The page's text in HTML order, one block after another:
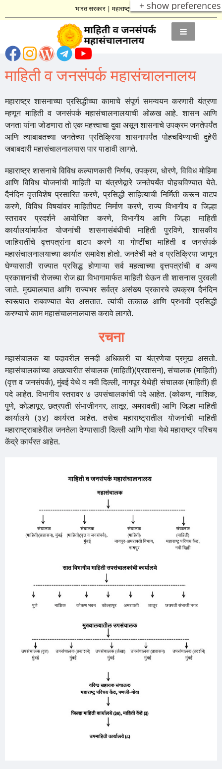
+ show preferences
भारत सरकार|महाराष्ट्र शासन
माहिती व जनसंपर्क महासंचालनालय
महाराष्ट्र शासनाच्या प्रसिद्धीच्या कामाचे संपूर्ण समन्वयन करणारी यंत्रणा
म्हणून माहिती व जनसंपर्क महासंचालनालयाची ओळख आहे. शासन आणि
जनता यांना जोडणारा तो एक महत्त्वाचा दुवा असून शासनाचे उपक्रम जनतेपर्यंत
आणि त्याबाबतच्या जनतेच्या प्रतिक्रिया शासनापर्यंत पोहचविण्याची दुहेरी
जबाबदारी महासंचालनालयास पार पाडावी लागते.
महाराष्ट्र शासनाचे विविध कल्याणकारी निर्णय, उपक्रम, धोरणे, विविध मोहिमा
आणि विविध योजनांची माहिती या यंत्रणेद्वारे जनतेपर्यंत पोहचविण्यात येते.
दैनंदिन वृत्तविशेष प्रसारित करणे, प्रसिद्धी साहित्याची निर्मिती करून वाटप
करणे, विविध विषयांवर माहितीपट निर्माण करणे, राज्य विभागीय व जिल्हा
स्तरावर प्रदर्शने आयोजित करणे, विभागीय आणि जिल्हा माहिती
कार्यालयांमार्फत योजनांची शासनासंबंधीची माहिती पुरविणे, शासकीय
जाहिरातींचे वृत्तपत्रांना वाटप करणे या गोष्टींचा माहिती व जनसंपर्क
महासंचालनालयाच्या कार्यात समावेश होतो. जनतेची मते व प्रतिक्रिया जाणून
घेण्यासाठी राज्यात प्रसिद्ध होणाऱ्या सर्व महत्वाच्या वृत्तपत्रांची व अन्य
प्रकाशनांची रोजच्या रोज ह्या विभागामार्फत माहिती घेऊन ती शासनास पुरवली
जाते. मुख्यालयात आणि राज्यभर सर्वत्र असंख्य प्रकारचे उपक्रम दैनंदिन
स्वरूपात राबवण्यात येत असतात. त्यांची तत्काळ आणि प्रभावी प्रसिद्धी
करण्याचे काम महासंचालनालयास करावे लागते.
रचना
महासंचालक या पदावरील सनदी अधिकारी या यंत्रणेचा प्रमुख असतो.
महासंचालकांच्या अखत्यारीत संचालक (माहिती)(प्रशासन), संचालक (माहिती)
(वृत्त व जनसंपर्क), मुंबई येथे व नवी दिल्ली, नागपूर येथेही संचालक (माहिती) ही
पदे आहेत. विभागीय स्तरावर ७ उपसंचालकांची पदे आहेत. (कोकण, नाशिक,
पुणे, कोल्हापूर, छत्रपती संभाजीनगर, लातूर, अमरावती) आणि जिल्हा माहिती
कार्यालये (३४) कार्यरत आहेत. तसेच महाराष्ट्रातील योजनांची माहिती
महाराष्ट्राबाहेरील जनतेला देण्यासाठी दिल्ली आणि गोवा येथे महाराष्ट्र परिचय
केंद्रे कार्यरत आहेत.